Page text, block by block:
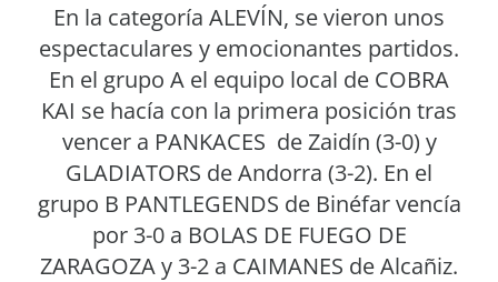
En la categoría ALEVÍN, se vieron unos
espectaculares y emocionantes partidos.
En el grupo A el equipo local de COBRA
KAI se hacía con la primera posición tras
vencer a PANKACES de Zaidín (3-0) y
GLADIATORS de Andorra (3-2). En el
grupo B PANTLEGENDS de Binéfar vencía
por 3-0 a BOLAS DE FUEGO DE
ZARAGOZA y 3-2 a CAIMANES de Alcañiz.